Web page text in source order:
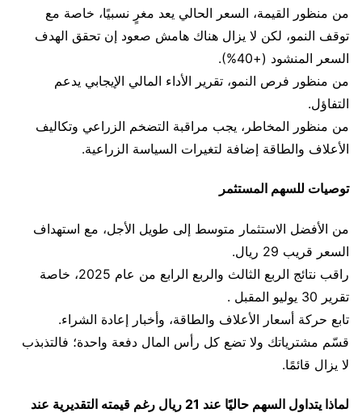
من منظور القيمة، السعر الحالي يعد مغرٍ نسبيًا، خاصة مع
توقف النمو، لكن لا يزال هناك هامش صعود إن تحقق الهدف
السعر المنشود (+40%).
من منظور فرص النمو، تقرير الأداء المالي الإيجابي يدعم
التفاؤل.
من منظور المخاطر، يجب مراقبة التضخم الزراعي وتكاليف
الأعلاف والطاقة إضافة لتغيرات السياسة الزراعية.
توصيات للسهم المستثمر
من الأفضل الاستثمار متوسط إلى طويل الأجل، مع استهداف
السعر قريب 29 ريال.
راقب نتائج الربع الثالث والربع الرابع من عام 2025، خاصة
تقرير 30 يوليو المقبل .
تابع حركة أسعار الأعلاف والطاقة، وأخبار إعادة الشراء.
قسّم مشترياتك ولا تضع كل رأس المال دفعة واحدة؛ فالتذبذب
لا يزال قائمًا.
لماذا يتداول السهم حاليًا عند 21 ريال رغم قيمته التقديرية عند